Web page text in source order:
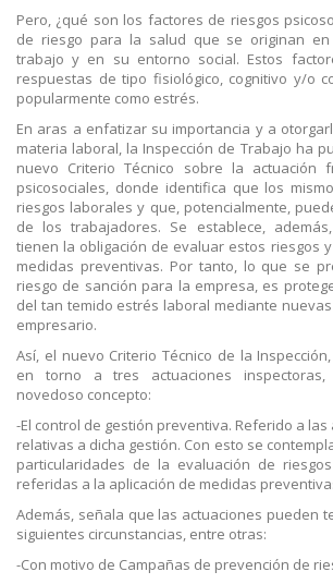
Pero, ¿qué son los factores de riesgos
de riesgo para la salud que se originan
trabajo y en su entorno social. Estos
respuestas de tipo fisiológico, cognitivo y/o
popularmente como estrés.
En aras a enfatizar su importancia y a
materia laboral, la Inspección de Trabajo ha
nuevo Criterio Técnico sobre la actuación
psicosociales, donde identifica que los
riesgos laborales y que, potencialmente,
de los trabajadores. Se establece,
tienen la obligación de evaluar estos riesgos
medidas preventivas. Por tanto, lo que se
riesgo de sanción para la empresa, es
del tan temido estrés laboral mediante
empresario.
Así, el nuevo Criterio Técnico de la
en torno a tres actuaciones
novedoso concepto:
-El control de gestión preventiva. Referido a
relativas a dicha gestión. Con esto se
particularidades de la evaluación de
referidas a la aplicación de medidas
Además, señala que las actuaciones pueden
siguientes circunstancias, entre otras:
-Con motivo de Campañas de prevención de